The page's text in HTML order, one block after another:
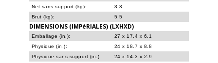
Net sans support (kg):
3.3
Brut (kg):
5.5
DIMENSIONS (IMPéRIALES) (LXHXD)
Emballage (in.):
27 x 17.4 x 6.1
Physique (in.):
24 x 18.7 x 8.8
Physique sans support (in.):
24 x 14.3 x 2.9